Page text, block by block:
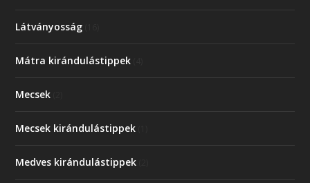
Látványosság
Mátra kirándulástippek
Mecsek
Mecsek kirándulástippek
Medves kirándulástippek